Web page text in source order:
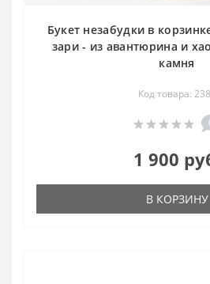
Букет незабудки в
зари - из авантюрина и
камня
Код товара:
1 900
В КОРЗИНУ